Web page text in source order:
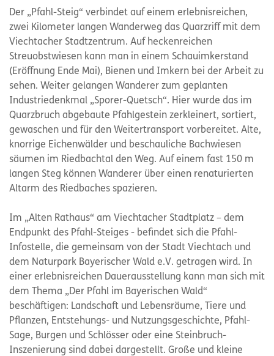
Der „Pfahl-Steig“ verbindet auf einem erlebnisreichen,
zwei Kilometer langen Wanderweg das Quarzriff mit dem
Viechtacher Stadtzentrum. Auf heckenreichen
Streuobstwiesen kann man in einem Schauimkerstand
(Eröffnung Ende Mai), Bienen und Imkern bei der Arbeit zu
sehen. Weiter gelangen Wanderer zum geplanten
Industriedenkmal „Sporer-Quetsch“. Hier wurde das im
Quarzbruch abgebaute Pfahlgestein zerkleinert, sortiert,
gewaschen und für den Weitertransport vorbereitet. Alte,
knorrige Eichenwälder und beschauliche Bachwiesen
säumen im Riedbachtal den Weg. Auf einem fast 150 m
langen Steg können Wanderer über einen renaturierten
Altarm des Riedbaches spazieren.
Im „Alten Rathaus“ am Viechtacher Stadtplatz – dem
Endpunkt des Pfahl-Steiges - befindet sich die Pfahl-
Infostelle, die gemeinsam von der Stadt Viechtach und
dem Naturpark Bayerischer Wald e.V. getragen wird. In
einer erlebnisreichen Dauerausstellung kann man sich mit
dem Thema „Der Pfahl im Bayerischen Wald“
beschäftigen: Landschaft und Lebensräume, Tiere und
Pflanzen, Entstehungs- und Nutzungsgeschichte, Pfahl-
Sage, Burgen und Schlösser oder eine Steinbruch-
Inszenierung sind dabei dargestellt. Große und kleine